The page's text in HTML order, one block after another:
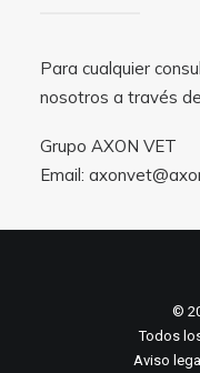
Para cualquier
nosotros a través
Grupo AXON VET
Email:
©
Todos
Aviso